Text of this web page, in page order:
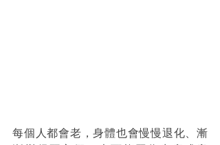
每個人都會老，身體也會慢慢退化、漸